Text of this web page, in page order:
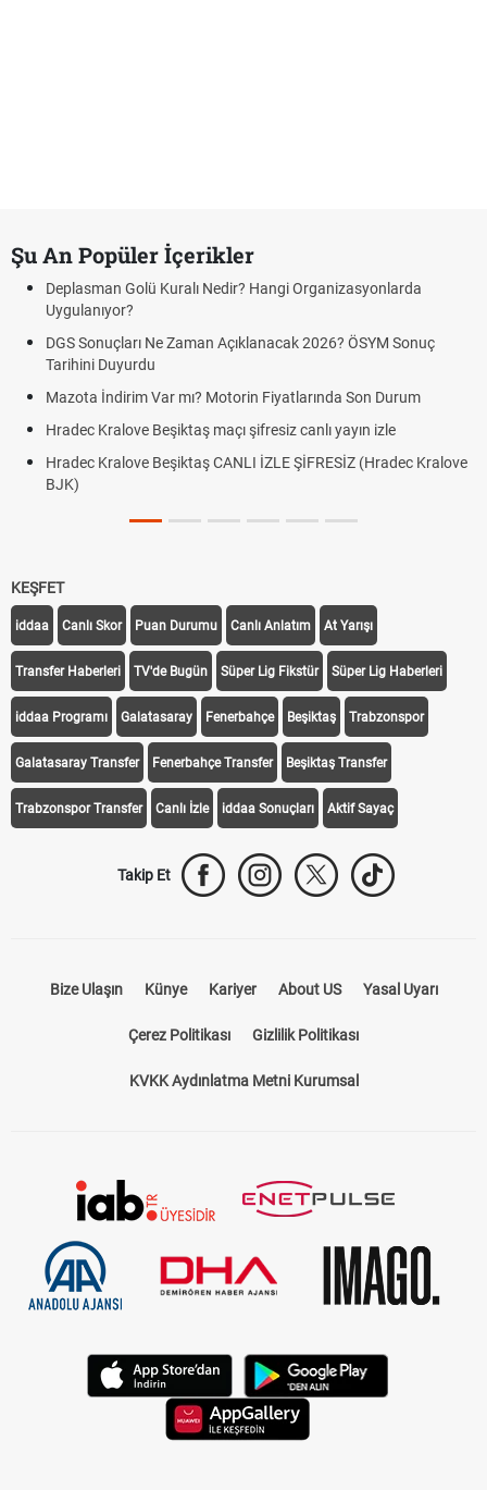
Şu An Popüler İçerikler
Deplasman Golü Kuralı Nedir? Hangi Organizasyonlarda
Uygulanıyor?
DGS Sonuçları Ne Zaman Açıklanacak 2026? ÖSYM Sonuç
Tarihini Duyurdu
Mazota İndirim Var mı? Motorin Fiyatlarında Son Durum
Hradec Kralove Beşiktaş maçı şifresiz canlı yayın izle
Hradec Kralove Beşiktaş CANLI İZLE ŞİFRESİZ (Hradec Kralove
BJK)
KEŞFET
iddaa Canlı Skor Puan Durumu Canlı Anlatım At Yarışı
Transfer Haberleri TV'de Bugün Süper Lig Fikstür Süper Lig Haberleri
iddaa Programı Galatasaray Fenerbahçe Beşiktaş Trabzonspor
Galatasaray Transfer Fenerbahçe Transfer Beşiktaş Transfer
Trabzonspor Transfer Canlı İzle iddaa Sonuçları Aktif Sayaç
Takip Et
Bize Ulaşın Künye Kariyer About US Yasal Uyarı
Çerez Politikası Gizlilik Politikası
KVKK Aydınlatma Metni Kurumsal